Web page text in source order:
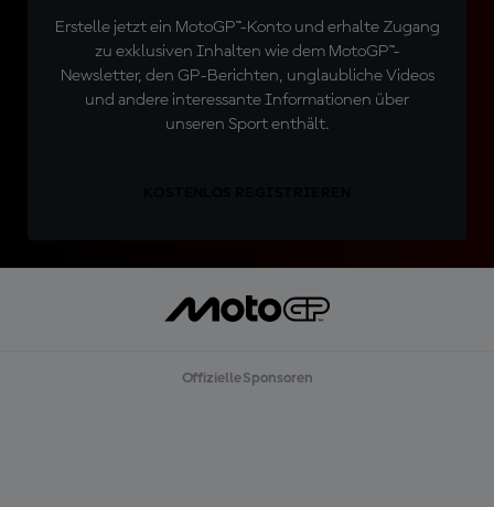
Erstelle jetzt ein MotoGP™-Konto und erhalte Zugang
zu exklusiven Inhalten wie dem MotoGP™-
Newsletter, den GP-Berichten, unglaubliche Videos
und andere interessante Informationen über
unseren Sport enthält.
Offizielle Sponsoren